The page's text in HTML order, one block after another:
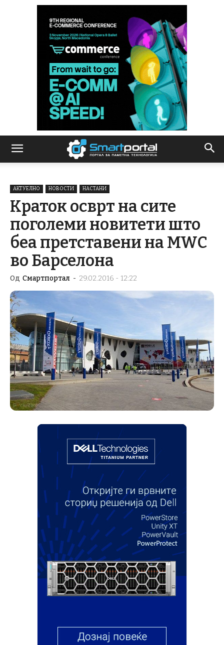
АКТУЕЛНО НОВОСТИ НАСТАНИ
Краток осврт на сите
поголеми новитети што
беа претставени на MWC
во Барселона
Од Смартпортал - 29.02.2016 - 12:22